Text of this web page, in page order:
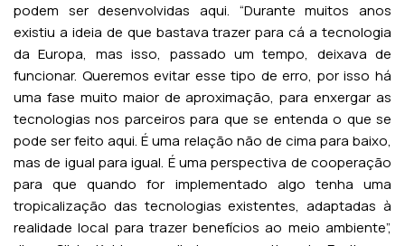
podem ser desenvolvidas aqui. “Durante muitos anos
existiu a ideia de que bastava trazer para cá a tecnologia
da Europa, mas isso, passado um tempo, deixava de
funcionar. Queremos evitar esse tipo de erro, por isso há
uma fase muito maior de aproximação, para enxergar as
tecnologias nos parceiros para que se entenda o que se
pode ser feito aqui. É uma relação não de cima para baixo,
mas de igual para igual. É uma perspectiva de cooperação
para que quando for implementado algo tenha uma
tropicalização das tecnologias existentes, adaptadas à
realidade local para trazer benefícios ao meio ambiente”,